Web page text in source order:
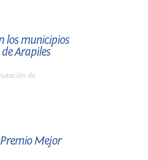
los municipios
Arapiles
de
Mejor